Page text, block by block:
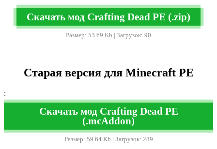
Скачать мод Crafting Dead PE (.zip)
Размер: 53.69 Kb | Загрузок: 90
Старая версия для Minecraft PE
:
Скачать мод Crafting Dead PE
(.mcAddon)
Размер: 59.64 Kb | Загрузок: 289